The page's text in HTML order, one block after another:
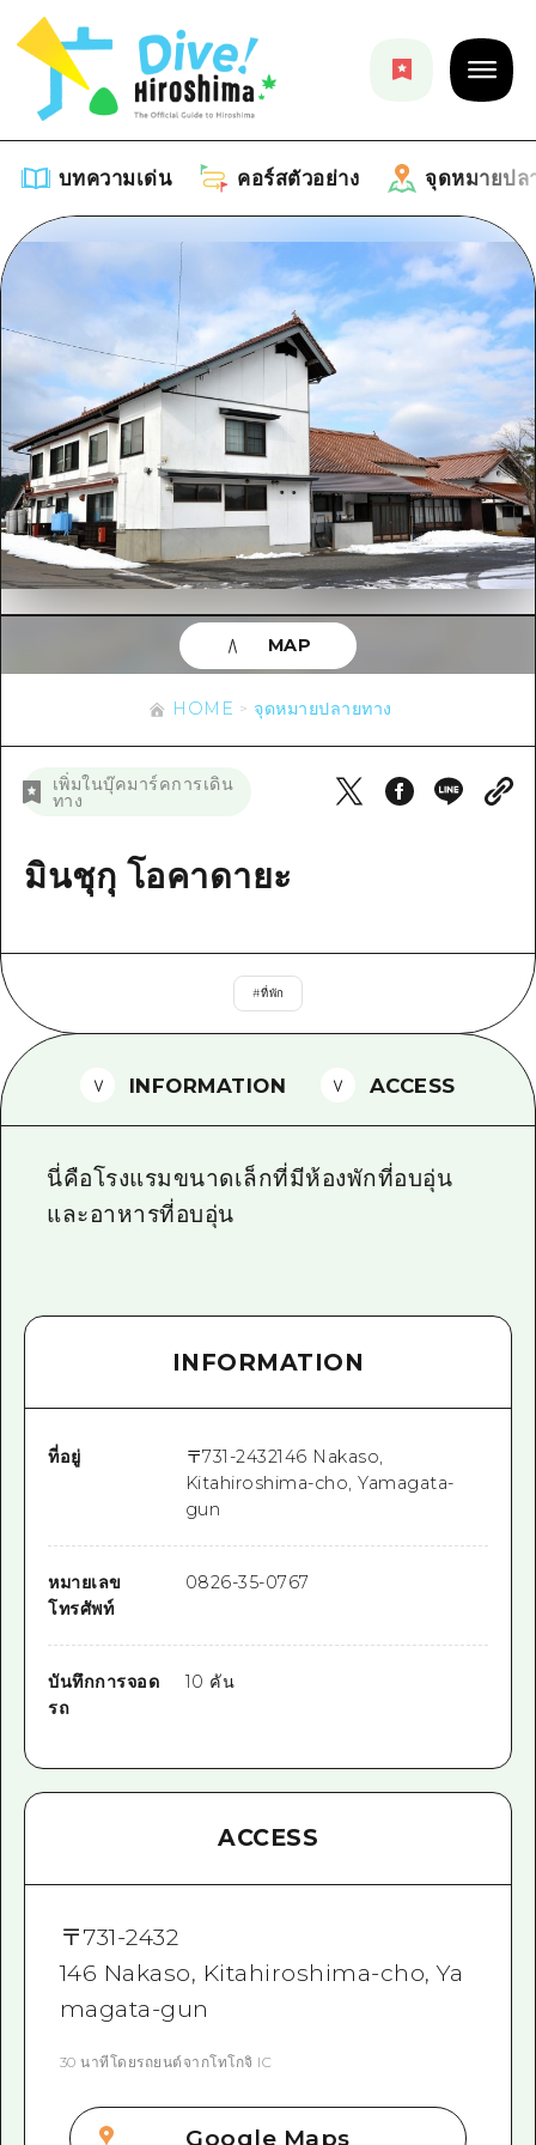
บทความเด่น คอร์สตัวอย่าง จุดหมายปล
บทความเด่น
รายการ
คำแนะนำ
งานอีเว้นท์ / เทศกาล
อาหารรสเลิศ / สุรา
การปั่นจักรยาน
ช้อปปิ้ง
กีฬา
สถานบันเทิงยามค่ำคืน
มาตรฐาน
การรักษา
ธรรมชาติ
คอร์สตัวอย่าง
รายการ
คู่มือ Dive! Hiroshima
ฮิโรชิม่า โมชิ โมชิ ทราเวล
บริเวณรอบเมืองฮิโรชิม่า
อากิ
บิงโก
บริเวณรอบๆ มิยาจิมะ
จุดหมายปลายทาง
รายการ
บริเวณรอบเมืองฮิโรชิม่า
อากิ
บิงโก
บิโฮคุ
เกโฮคุ
อีเว้นท์
ข้อมูลตามฤดูกาล
ข้อมูลที่เป็นประโยชน์
รายการ
เข้าถึงเข้าถึง
สรุปการจราจรรอง
ตั๋วเที่ยวคุ้มค่าตั๋วเที่ยวคุ้มค่า
ฮิโรชิม่า ฟรี Wi-Fi
คำถามที่พบบ่อย
ข่าว
HOME จุดหมายปลายทาง
เพิ่มในบุ๊คมาร์คการเดิน
ทาง
มินชุกุ โอคาดายะ
#ที่พัก
MAP
INFORMATION ACCESS
นี่คือโรงแรมขนาดเล็กที่มีห้องพักที่อบอุ่น
และอาหารที่อบอุ่น
INFORMATION
ที่อยู่ 〒731-2432146 Nakaso,
Kitahiroshima-cho, Yamagata-
gun
หมายเลข
โทรศัพท์
0826-35-0767
บันทึกการจอด
รถ
10 คัน
ACCESS
〒731-2432
146 Nakaso, Kitahiroshima-cho, Ya
magata-gun
30 นาทีโดยรถยนต์จากโทโกจิ IC
Google Maps